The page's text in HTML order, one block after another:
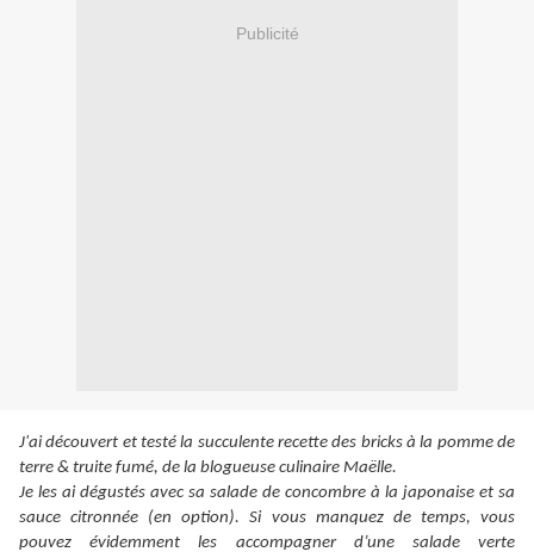
Publicité
J'ai découvert et testé la succulente recette des bricks à la pomme de
terre & truite fumé, de la blogueuse culinaire Maëlle.
Je les ai dégustés avec sa salade de concombre à la japonaise et sa
sauce citronnée (en option). Si vous manquez de temps, vous
pouvez évidemment les accompagner d’une salade verte